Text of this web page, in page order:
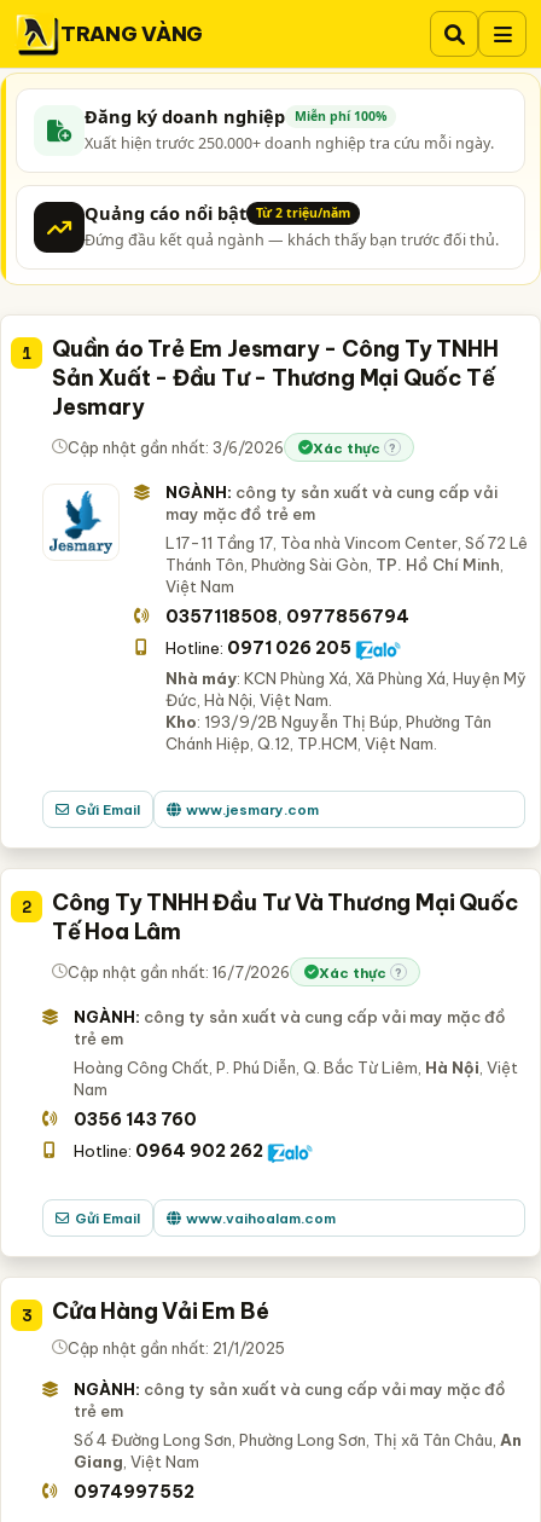
TRANG VÀNG
Đăng ký doanh nghiệp Miễn phí 100%
Xuất hiện trước 250.000+ doanh nghiệp tra cứu mỗi ngày.
Quảng cáo nổi bật Từ 2 triệu/năm
Đứng đầu kết quả ngành — khách thấy bạn trước đối thủ.
1
Quần áo Trẻ Em Jesmary - Công Ty TNHH
Sản Xuất - Đầu Tư - Thương Mại Quốc Tế
Jesmary
Cập nhật gần nhất: 3/6/2026 Xác thực ?
NGÀNH: công ty sản xuất và cung cấp vải
may mặc đồ trẻ em
L17-11 Tầng 17, Tòa nhà Vincom Center, Số 72 Lê
Thánh Tôn, Phường Sài Gòn, TP. Hồ Chí Minh
Việt Nam
0357118508, 0977856794
Hotline: 0971 026 205
Nhà máy: KCN Phùng Xá, Xã Phùng Xá, Huyện Mỹ
Đức, Hà Nội, Việt Nam.
Kho: 193/9/2B Nguyễn Thị Búp, Phường Tân
Chánh Hiệp, Q.12, TP.HCM, Việt Nam.
Gửi Email www.jesmary.com
2
Công Ty TNHH Đầu Tư Và Thương Mại Quốc
Tế Hoa Lâm
Cập nhật gần nhất: 16/7/2026 Xác thực ?
NGÀNH: công ty sản xuất và cung cấp vải may mặc đồ
trẻ em
Hoàng Công Chất, P. Phú Diễn, Q. Bắc Từ Liêm, Hà Nội , Việt
Nam
0356 143 760
Hotline: 0964 902 262
Gửi Email www.vaihoalam.com
3 Cửa Hàng Vải Em Bé
Cập nhật gần nhất: 21/1/2025
NGÀNH: công ty sản xuất và cung cấp vải may mặc đồ
trẻ em
Số 4 Đường Long Sơn, Phường Long Sơn, Thị xã Tân Châu, An
Giang , Việt Nam
0974997552